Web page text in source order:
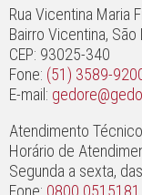
Rua Vicentina Maria
Bairro Vicentina,
CEP: 93025-340
Fone: (51) 3589-
E-mail:
Atendimento Técnico
Horário de
Segunda a sexta,
Fone: 0800.0515181